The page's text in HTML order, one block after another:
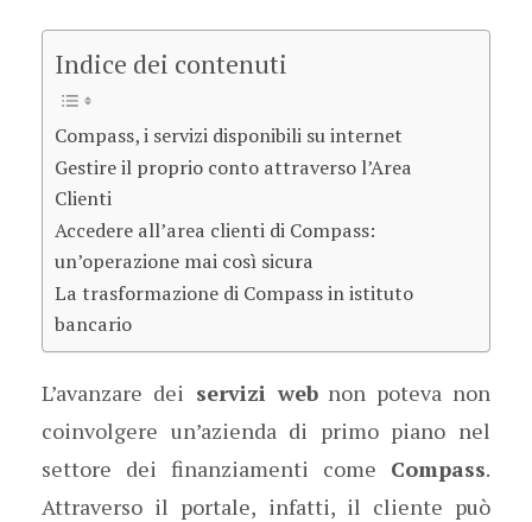
Indice dei contenuti
Compass, i servizi disponibili su internet
Gestire il proprio conto attraverso l’Area
Clienti
Accedere all’area clienti di Compass:
un’operazione mai così sicura
La trasformazione di Compass in istituto
bancario
L’avanzare dei servizi webnon poteva non
coinvolgere un’azienda di primo piano nel
settore dei finanziamenti come Compass.
Attraverso il portale, infatti, il cliente può